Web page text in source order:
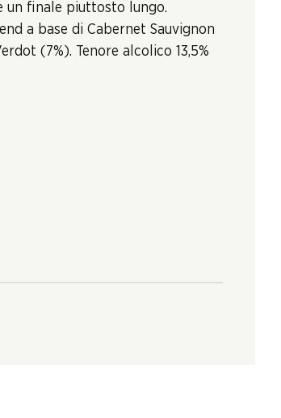
un finale piuttosto lungo.
a base di Cabernet Sauvignon
(7%). Tenore alcolico 13,5%